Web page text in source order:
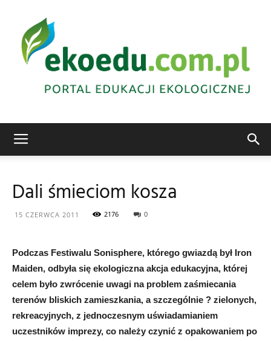
Abrys
Dali śmieciom kosza
15 CZERWCA 2011 2176 0
Podczas Festiwalu Sonisphere, którego gwiazdą był Iron
Maiden, odbyła się ekologiczna akcja edukacyjna, której
celem było zwrócenie uwagi na problem zaśmiecania
terenów bliskich zamieszkania, a szczególnie ? zielonych,
rekreacyjnych, z jednoczesnym uświadamianiem
uczestników imprezy, co należy czynić z opakowaniem po